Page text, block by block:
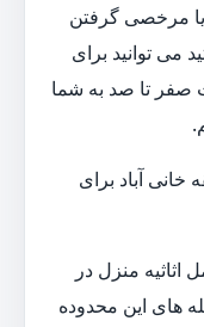
یا مرخصی گرفتن
می توانید برای
صفر تا صد به شما
آباد برای
اثاثیه منزل در
های این محدوده